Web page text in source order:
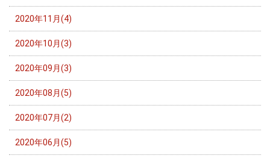
2020年11月(4)
2020年10月(3)
2020年09月(3)
2020年08月(5)
2020年07月(2)
2020年06月(5)